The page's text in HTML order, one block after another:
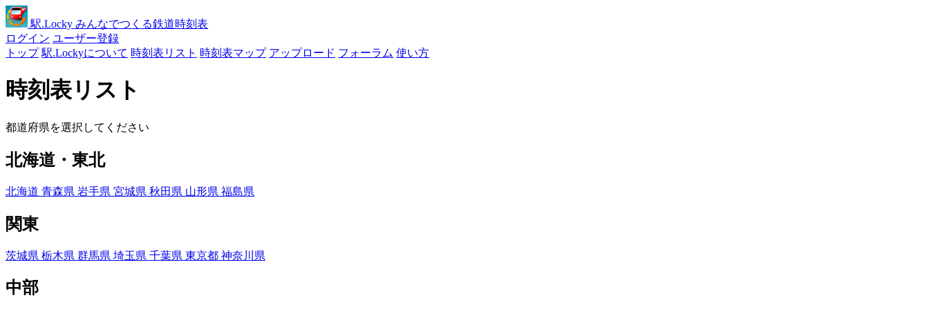
駅.Locky みんなでつくる鉄道時刻表
ログイン ユーザー登録
トップ 駅.Lockyについて 時刻表リスト 時刻表マップ アップロード フォーラム 使い方
時刻表リスト
都道府県を選択してください
北海道・東北
北海道 青森県 岩手県 宮城県 秋田県 山形県 福島県
関東
茨城県 栃木県 群馬県 埼玉県 千葉県 東京都 神奈川県
中部